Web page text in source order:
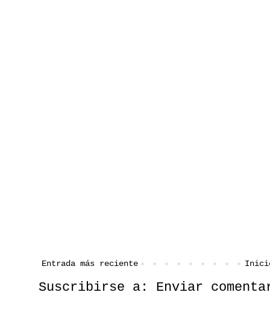
Entrada más reciente
Suscribirse a: Enviar